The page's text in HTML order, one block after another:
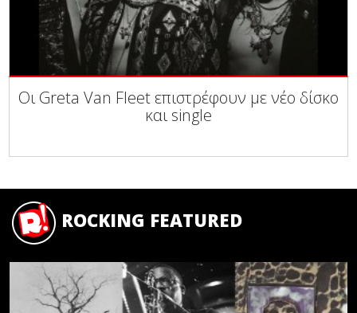
Οι Greta Van Fleet επιστρέφουν με νέο δίσκο
και single
ROCKING FEATURED